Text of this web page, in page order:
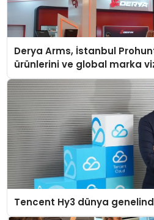
Derya Arms, İstanbul
ürünlerini ve global marka
Tencent Hy3 dünya